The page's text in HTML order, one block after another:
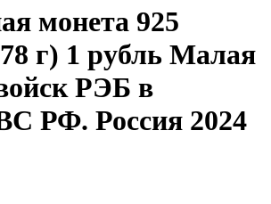
монета 925
г) 1 рубль Малая
РЭБ в
РФ. Россия 2024